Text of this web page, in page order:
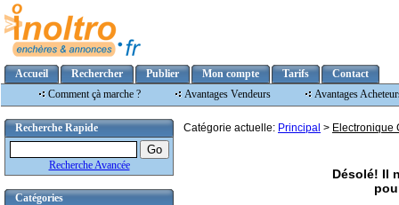
Accueil Rechercher Publier Mon compte Tarifs
Contact
Comment çà marche ?
Avantages Vendeurs Avantages
Recherche Rapide
Recherche Avancée
Catégories
Catégorie actuelle: Principal > Electronique
Désolé! Il